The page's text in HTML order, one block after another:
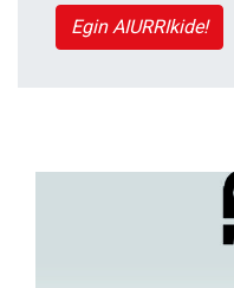
Egin AIURRIkide!